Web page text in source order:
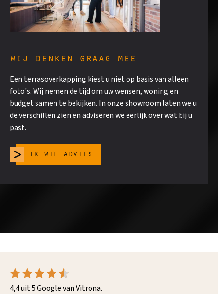
wij denken graag mee
Een terrasoverkapping kiest u niet op basis van alleen
foto's. Wij nemen de tijd om uw wensen, woning en
budget samen te bekijken. In onze showroom laten we u
de verschillen zien en adviseren we eerlijk over wat bij u
past.
ik wil advies
4,4 uit 5 Google van Vitrona.